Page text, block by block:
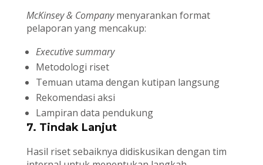
McKinsey & Companymenyarankan format
pelaporan yang mencakup:
Executive summary
Metodologi riset
Temuan utama dengan kutipan langsung
Rekomendasi aksi
Lampiran data pendukung
7. Tindak Lanjut
Hasil riset sebaiknya didiskusikan dengan tim